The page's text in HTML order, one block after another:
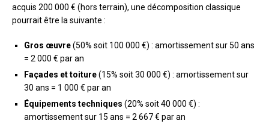
acquis 200 000 € (hors terrain), une décomposition classique
pourrait être la suivante :
Gros œuvre(50% soit 100 000 €) : amortissement sur 50 ans
= 2 000 € par an
Façades et toiture(15% soit 30 000 €) : amortissement sur
30 ans = 1 000 € par an
Équipements techniques (20% soit 40 000 €) :
amortissement sur 15 ans = 2 667 € par an